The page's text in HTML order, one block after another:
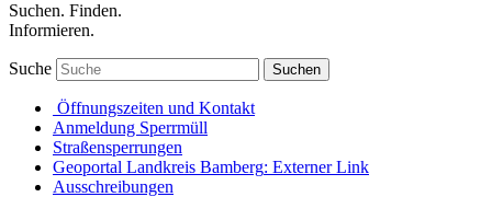
Suchen. Finden.
Informieren.
Suche Suchen
Öffnungszeiten und Kontakt
Anmeldung Sperrmüll
Straßensperrungen
Geoportal Landkreis Bamberg: Externer Link
Ausschreibungen